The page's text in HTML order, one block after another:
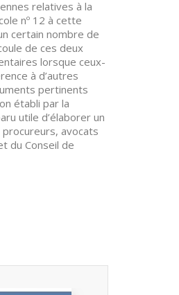
relatives à la
nº 12 à cette
certain nombre de
de ces deux
lorsque ceux-
à d’autres
pertinents
établi par la
utile d’élaborer un
avocats
du Conseil de